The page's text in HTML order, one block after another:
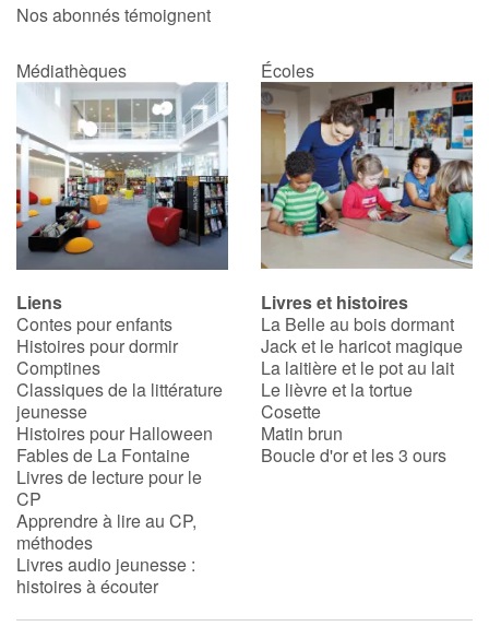
Nos abonnés témoignent
Médiathèques Écoles
Liens
Contes pour enfants
Histoires pour dormir
Comptines
Classiques de la littérature
jeunesse
Histoires pour Halloween
Fables de La Fontaine
Livres de lecture pour le
CP
Apprendre à lire au CP,
méthodes
Livres audio jeunesse :
histoires à écouter
Livres et histoires
La Belle au bois dormant
Jack et le haricot magique
La laitière et le pot au lait
Le lièvre et la tortue
Cosette
Matin brun
Boucle d'or et les 3 ours